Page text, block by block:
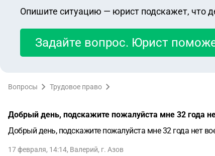
Опишите ситуацию — юрист подскажет, что
Задайте вопрос. Юрист
Вопросы Трудовое право
Добрый день, подскажите пожалуйста мне 32 года
Добрый день, подскажите пожалуйста мне 32 года нет
17 февраля, 14:14, Валерий, г. Азов